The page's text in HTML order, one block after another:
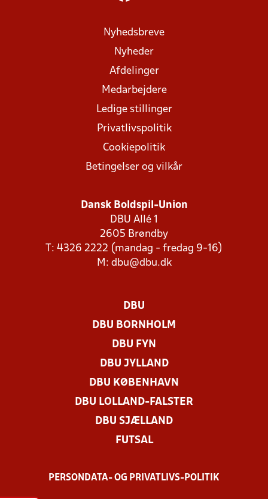
Nyhedsbreve
Nyheder
Afdelinger
Medarbejdere
Ledige stillinger
Privatlivspolitik
Cookiepolitik
Betingelser og vilkår
Dansk Boldspil-Union
DBU Allé 1
2605 Brøndby
T: 4326 2222 (mandag - fredag 9-16)
M: dbu@dbu.dk
DBU
DBU BORNHOLM
DBU FYN
DBU JYLLAND
DBU KØBENHAVN
DBU LOLLAND-FALSTER
DBU SJÆLLAND
FUTSAL
PERSONDATA- OG PRIVATLIVS-POLITIK